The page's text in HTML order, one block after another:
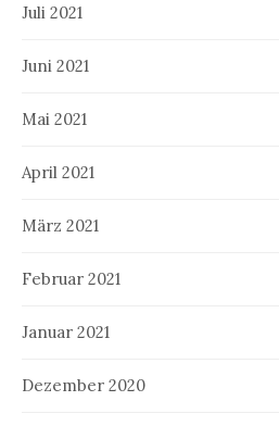
Juli 2021
Juni 2021
Mai 2021
April 2021
März 2021
Februar 2021
Januar 2021
Dezember 2020